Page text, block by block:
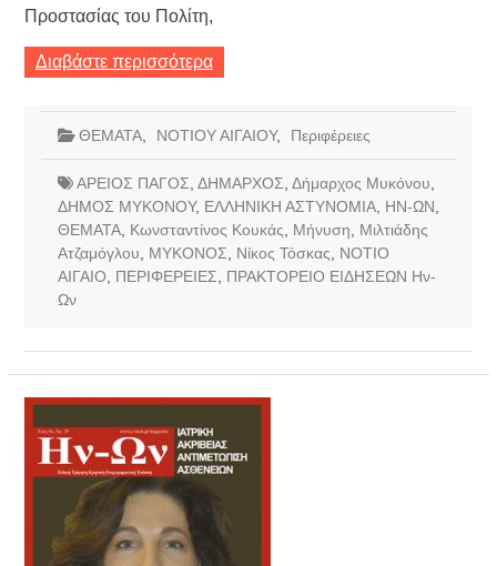
Προστασίας του Πολίτη,
Διαβάστε περισσότερα
ΘΕΜΑΤΑ, ΝΟΤΙΟΥ ΑΙΓΑΙΟΥ, Περιφέρειες
ΑΡΕΙΟΣ ΠΑΓΟΣ ΔΗΜΑΡΧΟΣ Δήμαρχος Μυκόνου
ΔΗΜΟΣ ΜΥΚΟΝΟΥ, ΕΛΛΗΝΙΚΗ ΑΣΤΥΝΟΜΙΑ, ΗΝ-ΩΝ
ΘΕΜΑΤΑ, Κωνσταντίνος Κουκάς Μήνυση
Μιλτιάδης
Ατζαμόγλου
ΜΥΚΟΝΟΣ Νίκος Τόσκας
ΝΟΤΙΟ
ΑΙΓΑΙΟ
ΠΕΡΙΦΕΡΕΙΕΣ
ΠΡΑΚΤΟΡΕΙΟ ΕΙΔΗΣΕΩΝ Ην-
Ων